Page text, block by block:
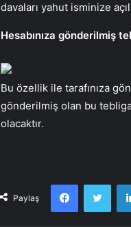
davaları yahut isminize
Hesabınıza gönderilmiş
Bu özellik ile tarafınıza
gönderilmiş olan bu
olacaktır.
Paylaş
Facebook